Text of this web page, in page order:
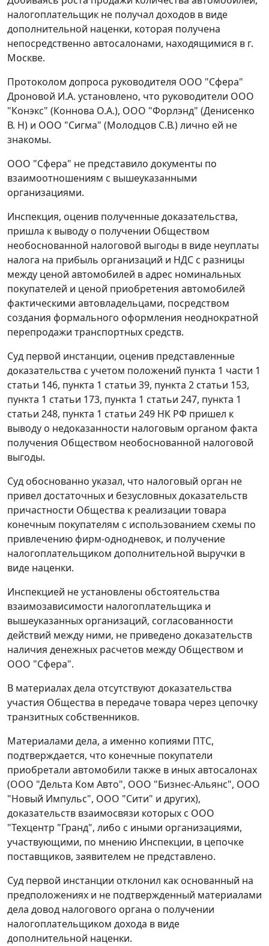
налогоплательщик не получал доходов в виде
дополнительной наценки, которая получена
непосредственно автосалонами, находящимися в г.
Москве.
Протоколом допроса руководителя ООО "Сфера"
Дроновой И.А. установлено, что руководители ООО
"Конэкс" (Коннова О.А.), ООО "Форлэнд" (Денисенко
В. Н) и ООО "Сигма" (Молодцов С.В.) лично ей не
знакомы.
ООО "Сфера" не представило документы по
взаимоотношениям с вышеуказанными
организациями.
Инспекция, оценив полученные доказательства,
пришла к выводу о получении Обществом
необоснованной налоговой выгоды в виде неуплаты
налога на прибыль организаций и НДС с разницы
между ценой автомобилей в адрес номинальных
покупателей и ценой приобретения автомобилей
фактическими автовладельцами, посредством
создания формального оформления неоднократной
перепродажи транспортных средств.
Суд первой инстанции, оценив представленные
доказательства с учетом положений пункта 1 части 1
статьи 146, пункта 1 статьи 39, пункта 2 статьи 153,
пункта 1 статьи 173, пункта 1 статьи 247, пункта 1
статьи 248, пункта 1 статьи 249 НК РФ пришел к
выводу о недоказанности налоговым органом факта
получения Обществом необоснованной налоговой
выгоды.
Суд обоснованно указал, что налоговый орган не
привел достаточных и безусловных доказательств
причастности Общества к реализации товара
конечным покупателям с использованием схемы по
привлечению фирм-однодневок, и получение
налогоплательщиком дополнительной выручки в
виде наценки.
Инспекцией не установлены обстоятельства
взаимозависимости налогоплательщика и
вышеуказанных организаций, согласованности
действий между ними, не приведено доказательств
наличия денежных расчетов между Обществом и
ООО "Сфера".
В материалах дела отсутствуют доказательства
участия Общества в передаче товара через цепочку
транзитных собственников.
Материалами дела, а именно копиями ПТС,
подтверждается, что конечные покупатели
приобретали автомобили также в иных автосалонах
(ООО "Дельта Ком Авто", ООО "Бизнес-Альянс", ООО
"Новый Импульс", ООО "Сити" и других),
доказательств взаимосвязи которых с ООО
"Техцентр "Гранд", либо с иными организациями,
участвующими, по мнению Инспекции, в цепочке
поставщиков, заявителем не представлено.
Суд первой инстанции отклонил как основанный на
предположениях и не подтвержденный материалами
дела довод налогового органа о получении
налогоплательщиком дохода в виде
дополнительной наценки.